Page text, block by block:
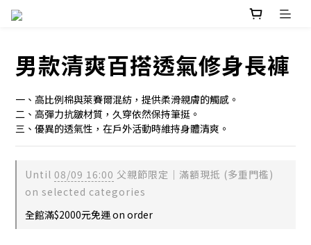
男款清爽百搭透氣修身長褲
一、高比例棉與萊賽爾混紡，提供柔滑親膚的觸感。
二、高彈力抗皺材質，久穿依然保持筆挺。
三、優異的透氣性，在戶外活動時維持身體清爽。
Until 08/09 16:00 父親節限定｜滿額現抵 (多重門檻)
on selected categories
全館滿$2000元免運 on order